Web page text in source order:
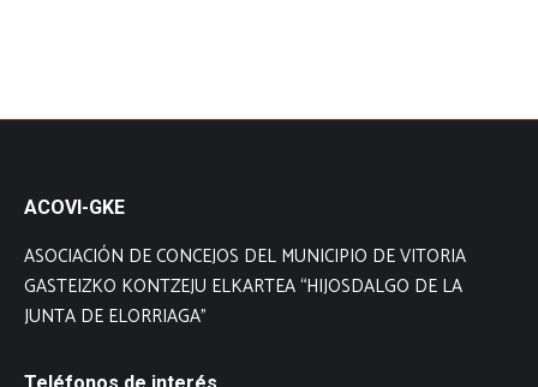
ACOVI-GKE
ASOCIACIÓN DE CONCEJOS DEL MUNICIPIO DE VITORIA
GASTEIZKO KONTZEJU ELKARTEA “HIJOSDALGO DE LA
JUNTA DE ELORRIAGA”